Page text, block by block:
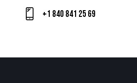
+1 840 841 25 69